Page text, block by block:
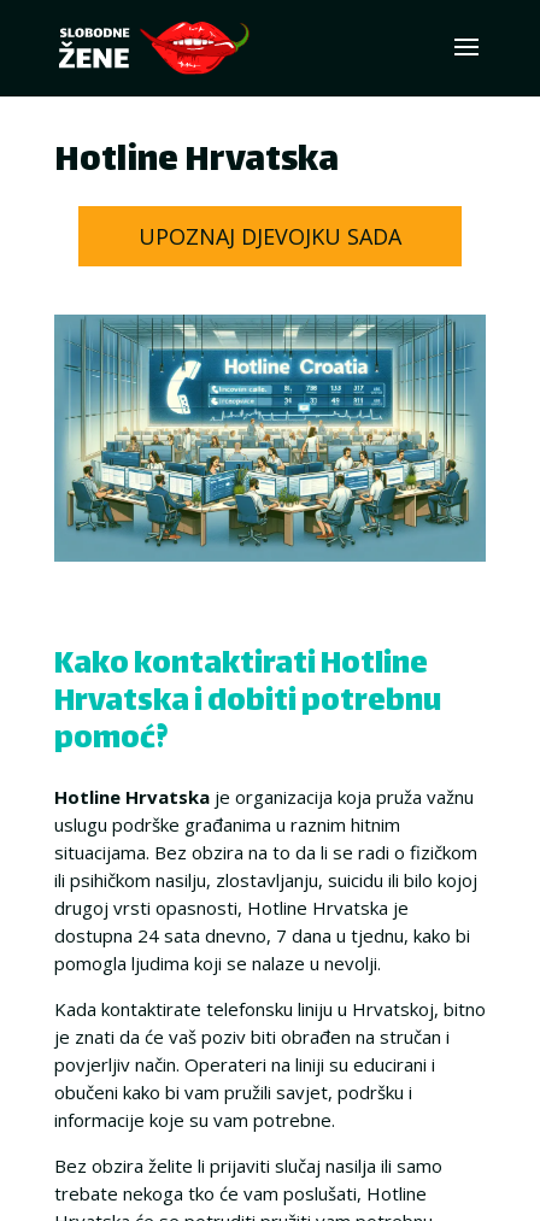
Hotline Hrvatska
UPOZNAJ DJEVOJKU SADA
Kako kontaktirati Hotline
Hrvatska i dobiti potrebnu
pomoć?
Hotline Hrvatskaje organizacija koja pruža važnu
uslugu podrške građanima u raznim hitnim
situacijama. Bez obzira na to da li se radi o fizičkom
ili psihičkom nasilju, zlostavljanju, suicidu ili bilo kojoj
drugoj vrsti opasnosti, Hotline Hrvatska je
dostupna 24 sata dnevno, 7 dana u tjednu, kako bi
pomogla ljudima koji se nalaze u nevolji.
Kada kontaktirate telefonsku liniju u Hrvatskoj, bitno
je znati da će vaš poziv biti obrađen na stručan i
povjerljiv način. Operateri na liniji su educirani i
obučeni kako bi vam pružili savjet, podršku i
informacije koje su vam potrebne.
Bez obzira želite li prijaviti slučaj nasilja ili samo
trebate nekoga tko će vam poslušati, Hotline